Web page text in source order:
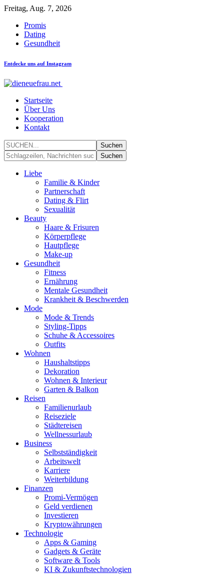
Freitag, Aug. 7, 2026
Promis
Dating
Gesundheit
Entdecke uns auf Instagram
Startseite
Über Uns
Kooperation
Kontakt
Liebe
Familie & Kinder
Partnerschaft
Dating & Flirt
Sexualität
Beauty
Haare & Frisuren
Körperpflege
Hautpflege
Make-up
Gesundheit
Fitness
Ernährung
Mentale Gesundheit
Krankheit & Beschwerden
Mode
Mode & Trends
Styling-Tipps
Schuhe & Accessoires
Outfits
Wohnen
Haushaltstipps
Dekoration
Wohnen & Interieur
Garten & Balkon
Reisen
Familienurlaub
Reiseziele
Städtereisen
Wellnessurlaub
Business
Selbstständigkeit
Arbeitswelt
Karriere
Weiterbildung
Finanzen
Promi-Vermögen
Geld verdienen
Investieren
Kryptowährungen
Technologie
Apps & Gaming
Gadgets & Geräte
Software & Tools
KI & Zukunftstechnologien